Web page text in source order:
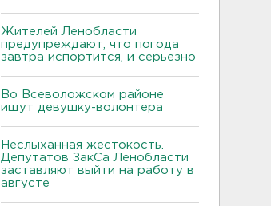
Жителей Ленобласти
предупреждают, что погода
завтра испортится, и серьезно
Во Всеволожском районе
ищут девушку-волонтера
Неслыханная жестокость.
Депутатов ЗакСа Ленобласти
заставляют выйти на работу в
августе